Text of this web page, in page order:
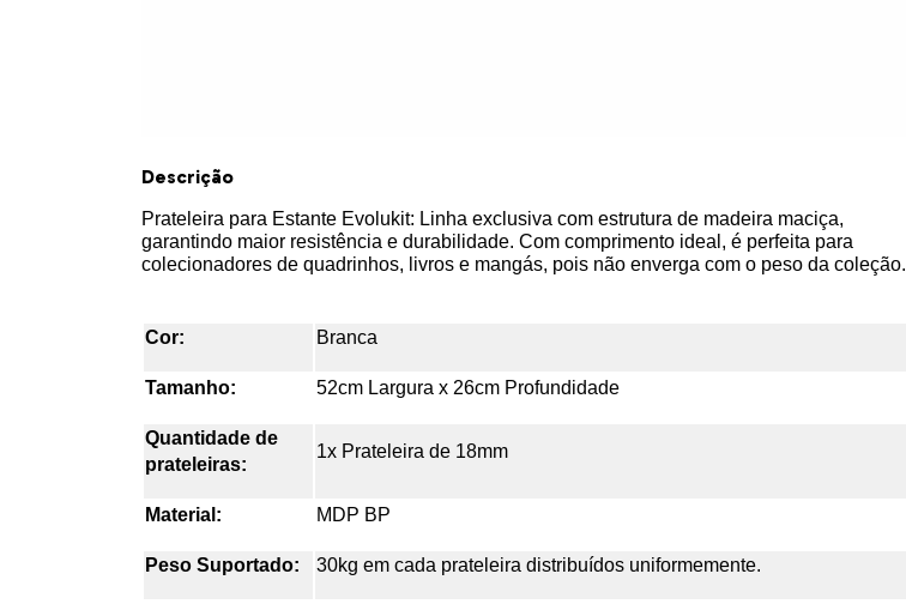
Descrição
Prateleira para Estante Evolukit: Linha exclusiva com estrutura de madeira maciça,
garantindo maior resistência e durabilidade. Com comprimento ideal, é perfeita para
colecionadores de quadrinhos, livros e mangás, pois não enverga com o peso da coleção.
Cor: Branca
Tamanho: 52cm Largura x 26cm Profundidade
Quantidade de
prateleiras:
1x Prateleira de 18mm
Material: MDP BP
Peso Suportado: 30kg em cada prateleira distribuídos uniformemente.